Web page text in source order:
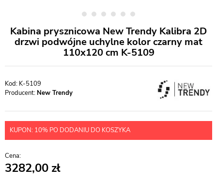
Kabina prysznicowa New Trendy Kalibra 2D
drzwi podwójne uchylne kolor czarny mat
110x120 cm K-5109
K-5109
Producent: New Trendy
KUPON: 10% PO DODANIU DO KOSZYKA
3282,00